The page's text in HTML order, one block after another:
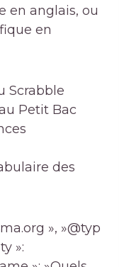
en anglais, ou
en
Scrabble
Petit Bac
des
», »@typ
»: